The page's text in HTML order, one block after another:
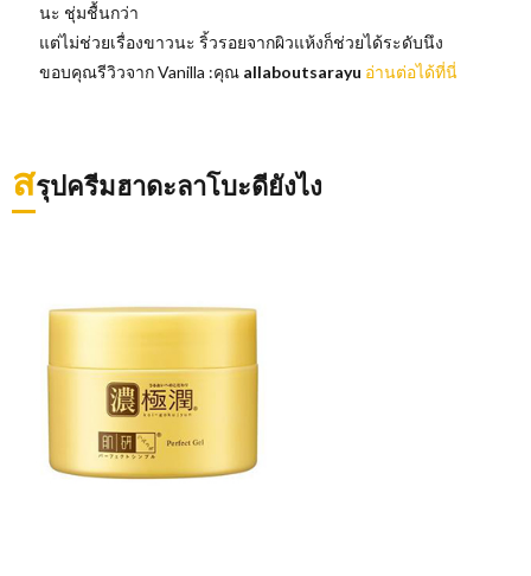
นะ ชุ่มชื้นกว่า
แต่ไม่ช่วยเรื่องขาวนะ ริ้วรอยจากผิวแห้งก็ช่วยได้ระดับนึง
ขอบคุณรีวิวจาก Vanilla :คุณ allaboutsarayu อ่านต่อได้ที่นี่
สรุปครีมฮาดะลาโบะดียังไง